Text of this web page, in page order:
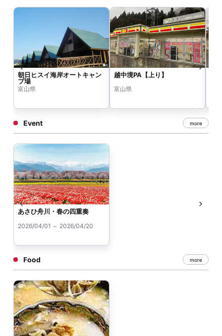
朝日ヒスイ海岸オートキャン
プ場
富山県
越中境PA【上り】
富山県
Event more
あさひ舟川・春の四重奏
2026/04/01 ～ 2026/04/20
Food more